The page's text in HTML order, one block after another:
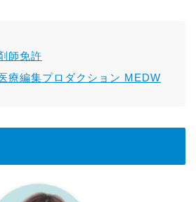
師免許
療編集プロダクション MEDW